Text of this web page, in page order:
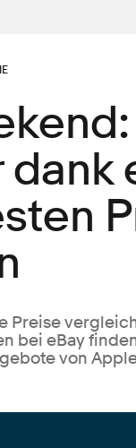
Preise
bei eBay
von